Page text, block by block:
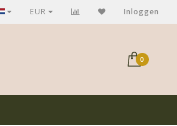
onze winkel in Mechelen (z-L)
EUR Inloggen
0